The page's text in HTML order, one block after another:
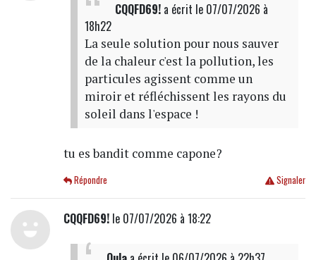
CQQFD69!a écrit le 07/07/2026 à
18h22
La seule solution pour nous sauver
de la chaleur c'est la pollution, les
particules agissent comme un
miroir et réfléchissent les rayons du
soleil dans l'espace !
tu es bandit comme capone?
Signaler
Répondre
CQQFD69!le 07/07/2026 à 18:22